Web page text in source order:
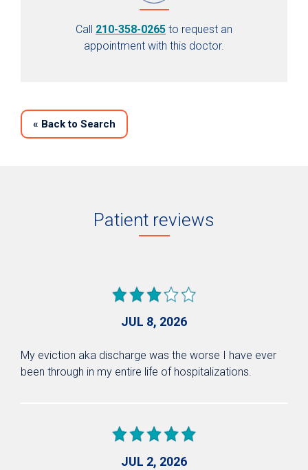
Call 210-358-0265 to request an
appointment with this doctor.
« Back to Search
Patient reviews
JUL 8, 2026
My eviction aka discharge was the worse I have ever
been through in my entire life of hospitalizations.
JUL 2, 2026